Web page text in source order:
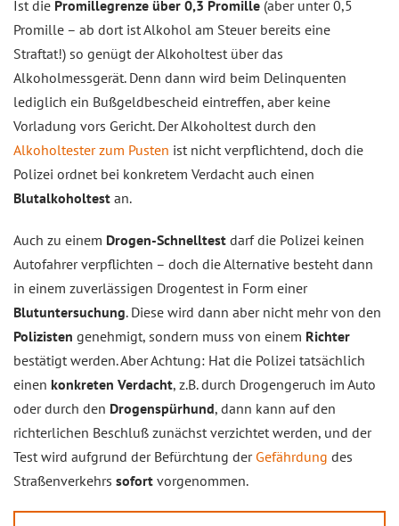
Ist die Promillegrenze über 0,3 Promille (aber unter 0,5
Promille – ab dort ist Alkohol am Steuer bereits eine
Straftat!) so genügt der Alkoholtest über das
Alkoholmessgerät. Denn dann wird beim Delinquenten
lediglich ein Bußgeldbescheid eintreffen, aber keine
Vorladung vors Gericht. Der Alkoholtest durch den
Alkoholtester zum Pusten ist nicht verpflichtend, doch die
Polizei ordnet bei konkretem Verdacht auch einen
Blutalkoholtest an.
Auch zu einem Drogen-Schnelltest darf die Polizei keinen
Autofahrer verpflichten – doch die Alternative besteht dann
in einem zuverlässigen Drogentest in Form einer
Blutuntersuchung. Diese wird dann aber nicht mehr von den
Polizisten genehmigt, sondern muss von einem Richter
bestätigt werden. Aber Achtung: Hat die Polizei tatsächlich
einen konkreten Verdacht, z.B. durch Drogengeruch im Auto
oder durch den Drogenspürhund, dann kann auf den
richterlichen Beschluß zunächst verzichtet werden, und der
Test wird aufgrund der Befürchtung der Gefährdung des
Straßenverkehrs sofort vorgenommen.